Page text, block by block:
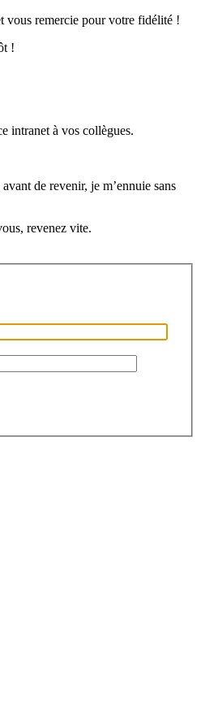
vous remercie pour votre fidélité !
!
intranet à vos collègues.
de revenir, je m’ennuie sans
revenez vite.